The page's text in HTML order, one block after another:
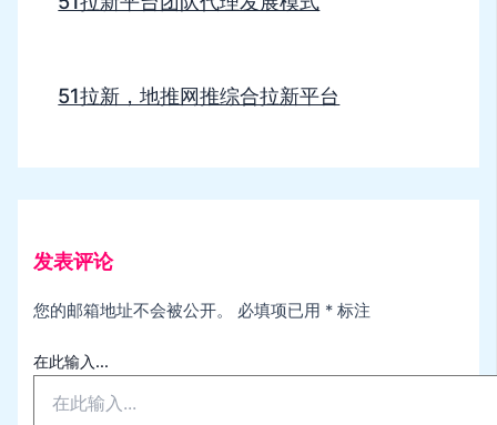
51拉新，地推网推综合拉新平台
发表评论
您的邮箱地址不会被公开。 必填项已用 * 标注
在此输入...